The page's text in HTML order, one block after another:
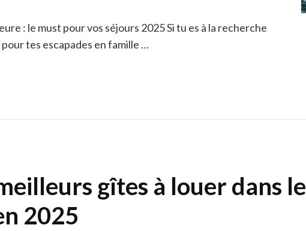
: le must pour vos séjours 2025 Si tu es à la recherche
tes escapades en famille …
gîtes à louer dans le
2025